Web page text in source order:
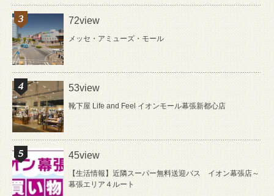
72view
メッセ・アミューズ・モール
53view
靴下屋 Life and Feel イオンモール幕張新都心店
45view
【生活情報】近隣スーパー無料送迎バス イオン幕張店～
幕張エリア４ルート